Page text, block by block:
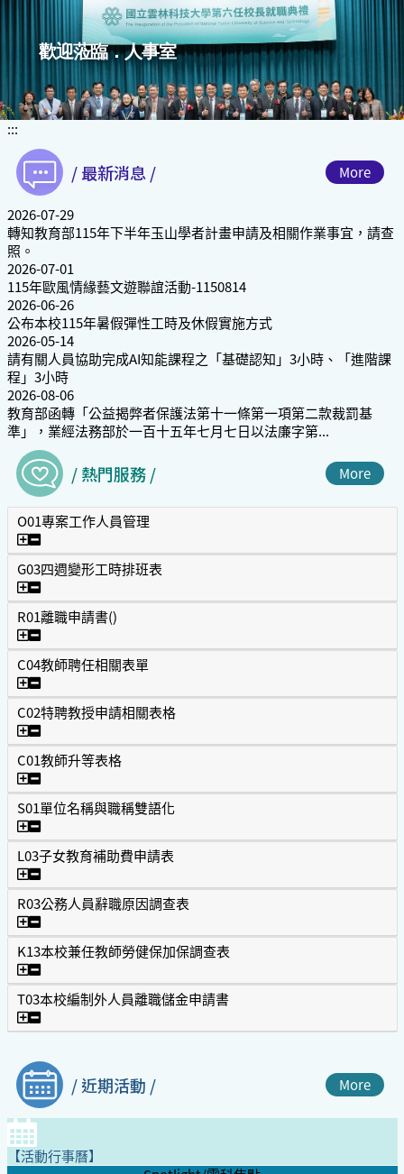
容
區
塊
歡迎蒞臨．人事室
:::
/ 最新消息 / More
2026-07-29
轉知教育部115年下半年玉山學者計畫申請及相關作業事宜，請查
照。
2026-07-01
115年歐風情緣藝文遊聯誼活動-1150814
2026-06-26
公布本校115年暑假彈性工時及休假實施方式
2026-05-14
請有關人員協助完成AI知能課程之「基礎認知」3小時、「進階課
程」3小時
2026-08-06
教育部函轉「公益揭弊者保護法第十一條第一項第二款裁罰基
準」，業經法務部於一百十五年七月七日以法廉字第...
/ 熱門服務 / More
O01專案工作人員管理
O01專案工作人員管理
G03四週變形工時排班表
G03四週變形工時排班表
R01離職申請書()
R01離職申請書()
C04教師聘任相關表單
C04教師聘任相關表單
C02特聘教授申請相關表格
C02特聘教授申請相關表格
C01教師升等表格
C01教師升等表格
S01單位名稱與職稱雙語化
S01單位名稱與職稱雙語化
L03子女教育補助費申請表
L03子女教育補助費申請表
R03公務人員辭職原因調查表
R03公務人員辭職原因調查表
K13本校兼任教師勞健保加保調查表
K13本校兼任教師勞健保加保調查表
T03本校編制外人員離職儲金申請書
T03本校編制外人員離職儲金申請書
/ 近期活動 / More
【活動行事曆】